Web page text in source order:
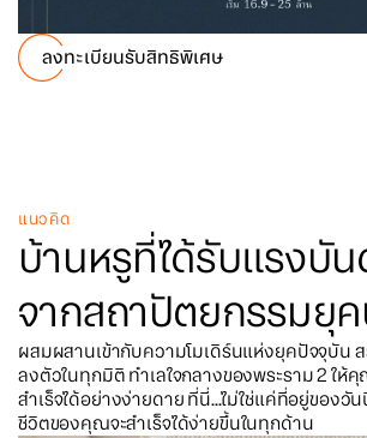
ลงทะเบียนรับสิทธิพิเศษ
แนวคิด
บ้านหรูที่ได้รับแรงบัน
จากสถาปัตยกรรมยุค
ผสมผสานเข้ากับความโมเดิร์นแห่งยุคปัจจุบัน
ลงตัวในทุกมิติ ทำเลใจกลางของพระราม 2 ให้
สำเร็จได้อย่างง่ายดาย ที่นี่...ไม่ใช่แค่ที่อยู่ของ
ชีวิตของคุณจะสำเร็จได้ง่ายขึ้นในทุกด้าน